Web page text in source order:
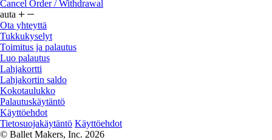
Cancel Order / Withdrawal
auta
Ota yhteyttä
Tukkukyselyt
Toimitus ja palautus
Luo palautus
Lahjakortti
Lahjakortin saldo
Kokotaulukko
Palautuskäytäntö
Käyttöehdot
Tietosuojakäytäntö Käyttöehdot
© Ballet Makers, Inc. 2026